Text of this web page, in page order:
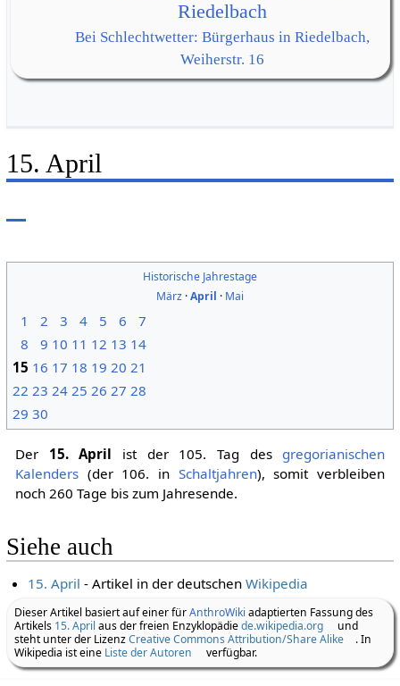
Riedelbach
Bei Schlechtwetter: Bürgerhaus in Riedelbach,
Weiherstr. 16
15. April
Historische Jahrestage
März ·April · Mai
1 2 3 4 5 6
7
8
9 10 11 12 13 14
15 16 17 18 19 20 21
22 23 24 25 26 27 28
29 30
Der 15. April ist der 105. Tag des gregorianischen
Kalenders(der 106. in Schaltjahren), somit verbleiben
noch 260 Tage bis zum Jahresende.
Siehe auch
15. April - Artikel in der deutschenWikipedia
Dieser Artikel basiert auf einer fürAnthroWiki adaptierten Fassung des
Artikels 15. April aus der freien Enzyklopädiede.wikipedia.org
und
steht unter der LizenzCreative Commons Attribution/Share Alike
. In
Wikipedia ist eine Liste der Autoren verfügbar.